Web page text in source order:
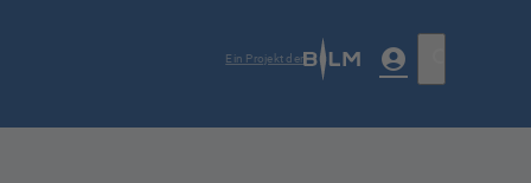
Ein Projekt der account_circle